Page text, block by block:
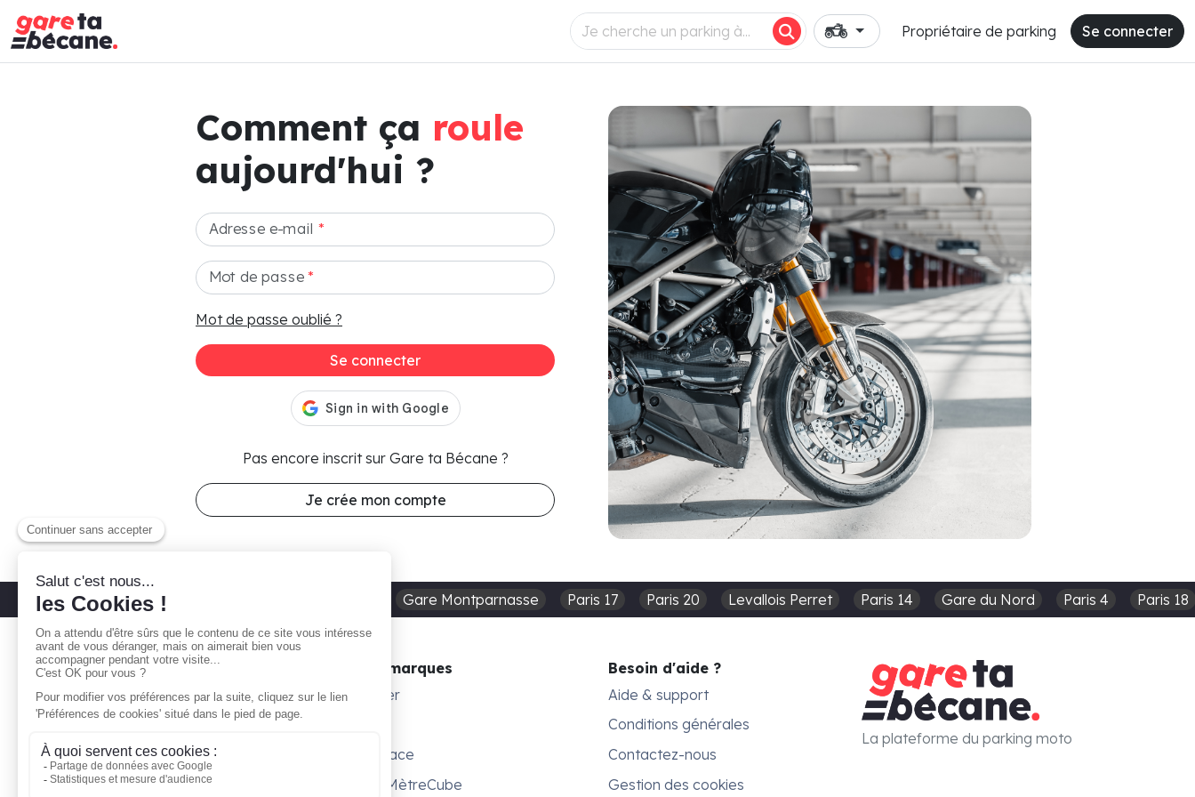
Propriétaire de parking Se connecter
Comment ça roule
aujourd'hui ?
Adresse e-mail *
Mot de passe*
Mot de passe oublié ?
Se connecter
Pas encore inscrit sur Gare ta Bécane ?
Je crée mon compte
Découvrez nos parkings moto Gare Montparnasse Paris 17 Paris 20 Levallois Perret Paris 14 Gare du Nord Paris 4 Paris 18
Gare ta Bécane
À propos
Comment ça marche ?
Je suis propriétaire
Blog
Nos marques
Subter
Surplace
PetitMètreCube
Besoin d'aide ?
Aide & support
Conditions générales
Contactez-nous
Gestion des cookies
La plateforme du parking moto